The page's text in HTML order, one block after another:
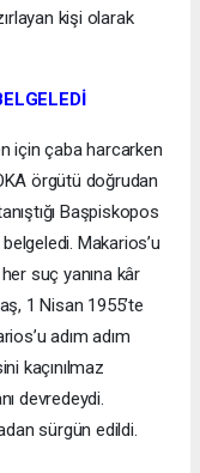
kişi olarak
için çaba harcarken
örgütü doğrudan
Başpiskopos
Makarios’u
suç yanına kâr
1 Nisan 1955’te
adım adım
kaçınılmaz
devredeydi.
sürgün edildi.